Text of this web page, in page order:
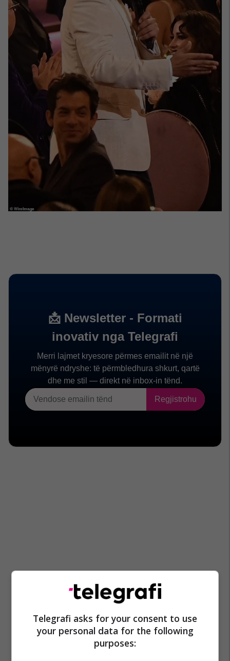
Telegrafi asks for your consent to use
your personal data for the following
purposes: